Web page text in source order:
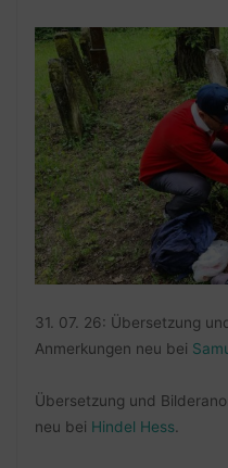
31. 07. 26: Übersetzung
Anmerkungen neu bei
Übersetzung und
neu bei Hindel Hess